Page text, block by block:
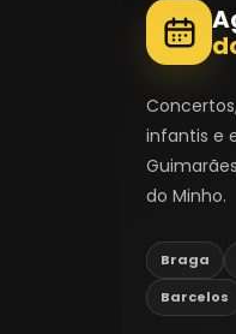
infantis e
do Minho.
Braga
Barcelos